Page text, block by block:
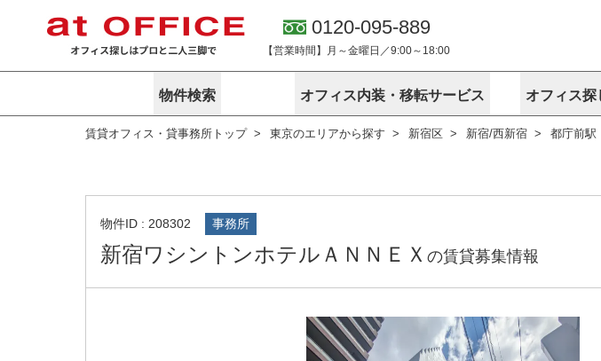
0120-095-889
【営業時間】月～金曜日／9:00～18:00
物件検索
東京
路線から探す
こだわりから探す
賃料相場を参考に探す
地図から探す
居抜き物件特集
神奈川
路線から探す
地図から探す
神奈川のクリニックを探す
埼玉
路線から探す
地図から探す
埼玉のクリ
オフィス内装・移転サービス
サービス内容
オフィス探
オフィス探しノウハウ
アットオフィスが選ばれる理由
無料ダウンロード オフィス移転に関す
オーナー様へ
空室
に
ビル管理
お困りの
企業情報
オフィス紹介 東京本社 神奈川支店 横浜営
アットレジデンス ビルアド
賃貸オフィス・貸事務所トップ 東京のエリアから探す 新宿区 新宿/西新宿 都庁前駅
物件ID : 208302 事務所
新宿ワシントンホテルＡＮＮＥＸ の賃貸募集情報